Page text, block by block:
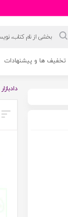
تخفیف ها و پیشنهادات
دادبازار